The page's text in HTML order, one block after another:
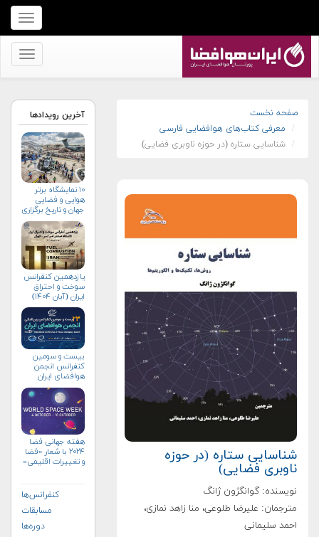
برای
نمایش
منو
برای
کنید
صفحه نخست
معرفی کتاب‌های هوافضایی فارسی
شناسایی ستاره (در حوزه ناوبری فضایی)
شناسایی ستاره (در حوزه
ناوبری فضایی)
نویسنده: گوانگژون ژانگ
مترجمان: علیرضا طلوعی، منا زاهد نمازی،
احمد سلیمانی
آخرین رویدادها
۱۰ نمایشگاه برتر
هوایی و فضایی
جهان و تاریخ برگزاری
آن‌ها
یازدهمین کنفرانس
سوخت و احتراق
ایران (آبان‌ ۱۴۰۴)
بیست و سومین
کنفرانس انجمن
هوافضای ايران
هفته جهانی فضا
۲۰۲۴ با شعار «فضا
و تغییرات اقلیمی»
کنفرانس‌ها
مسابقات
دوره‌ها